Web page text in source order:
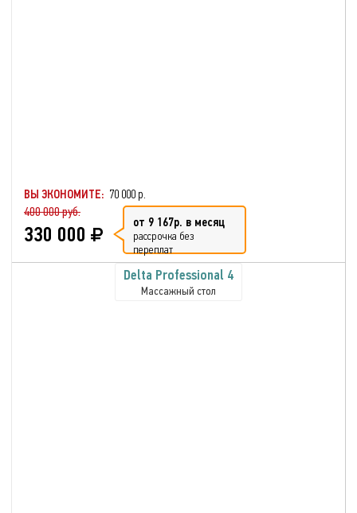
ВЫ ЭКОНОМИТЕ: 70 000 р.
400 000 руб.
330 000 от 9 167р. в месяц
рассрочка без
переплат
Delta Professional 4
Массажный стол